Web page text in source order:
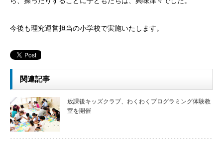
今後も理究運営担当の小学校で実施いたします。
関連記事
放課後キッズクラブ、わくわくプログラミング体験教
室を開催